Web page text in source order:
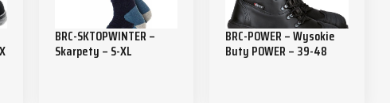
BRC-SKTOPWINTER –
Skarpety – S-XL
BRC-POWER – Wysokie
Buty POWER – 39-48